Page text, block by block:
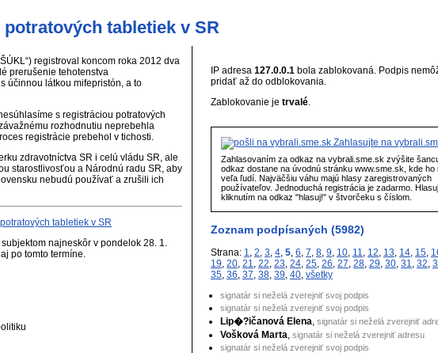
tabletiek v SR
registroval koncom roka 2012 dva
prerušenie tehotenstva
účinnou látkou mifepristón, a to
s registráciou potratových
rozhodnutiu neprebehla
registrácie prebehol v tichosti.
zdravotníctva SR i celú vládu SR, ale
starostlivosťou a Národnú radu SR, aby
nebudú používať a zrušili ich
tabletiek v SR
najneskôr v pondelok 28. 1.
po tomto termíne.
IP adresa 127.0.0.1 bola zablokovaná. Podpis
pridať až do odblokovania.
Zablokovanie je trvalé.
Zahlasujte na
Zahlasovaním za odkaz na vybrali.sme.sk zvýšite
odkaz dostane na úvodnú stránku www.sme.sk, kde ho
veľa ľudí. Najväčšiu váhu majú hlasy zaregistrovaných
používateľov. Jednoduchá registrácia je zadarmo.
kliknutím na odkaz "hlasuj!" v štvorčeku s číslom.
Zoznam podpísaných (5982)
Strana: 1 2 3 4 5 6 7 8 9 10 11 12 13 14 15
19 20 21 22 23 24 25 26 27 28 29 30 31 32
35 36 37 38 39 40 všetky
signatár si neželá zverejniť svoj podpis
signatár si neželá zverejniť svoj podpis
Lip�?ičanová Elena, signatár si neželá zverejniť
Vošková Marta, signatár si neželá zverejniť adresu
signatár si neželá zverejniť svoj podpis